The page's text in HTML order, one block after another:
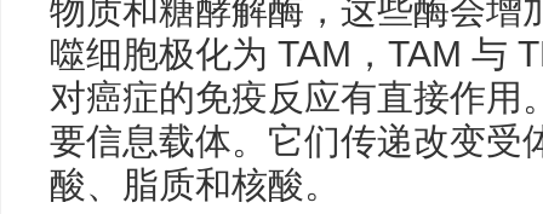
物质和糖酵解酶，这些酶会增
噬细胞极化为 TAM，TAM 与
对癌症的免疫反应有直接作用
要信息载体。它们传递改变受
酸、脂质和核酸。